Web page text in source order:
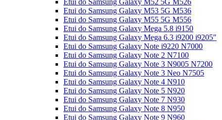
Etui do Samsung Galaxy M52 5G M526
Etui do Samsung Galaxy M53 5G M536
Etui do Samsung Galaxy M55 5G M556
Etui do Samsung Galaxy Mega 5.8 i9150
Etui do Samsung Galaxy Mega 6.3 i9200 i9205"
Etui do Samsung Galaxy Note i9220 N7000
Etui do Samsung Galaxy Note 2 N7100
Etui do Samsung Galaxy Note 3 N9005 N7200
Etui do Samsung Galaxy Note 3 Neo N7505
Etui do Samsung Galaxy Note 4 N910
Etui do Samsung Galaxy Note 5 N920
Etui do Samsung Galaxy Note 7 N930
Etui do Samsung Galaxy Note 8 N950
Etui do Samsung Galaxy Note 9 N960